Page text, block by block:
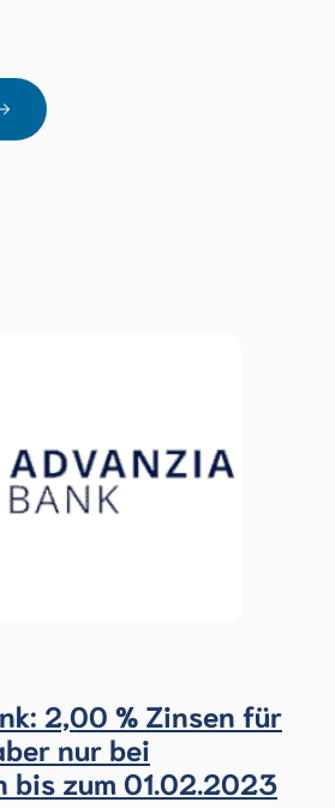
2,00 % Zinsen für
nur bei
bis zum 01.02.2023